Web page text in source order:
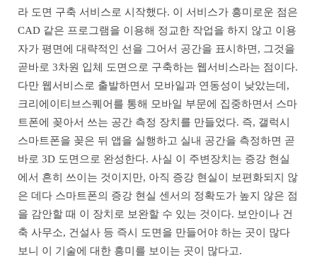
라 도면 구축 서비스로 시작했다. 이 서비스가 흥미로운 점은
CAD 같은 프로그램을 이용해 정교한 작업을 하지 않고 이용
자가 평면에 대략적인 선을 그어서 공간을 표시하면, 그것을
곧바로 3차원 입체 도면으로 구축하는 웹서비스라는 점이다.
다만 웹서비스로 출발하면서 모바일과 연동성이 낮았는데,
크리에이티브스퀘어를 통해 모바일 부문에 집중하면서 스마
트폰에 꽂아서 쓰는 공간 측정 장치를 만들었다. 즉, 갤럭시
스마트폰을 꽂은 뒤 앱을 실행하고 실내 공간을 측정하면 곧
바로 3D 도면으로 완성한다. 사실 이 주변장치는 증강 현실
에서 흔히 쓰이는 것이지만, 아직 증강 현실이 보편화되지 않
은 데다 스마트폰의 증강 현실 센서의 정확도가 높지 않은 점
을 감안할 때 이 장치로 보완할 수 있는 것이다. 보안이나 건
축 사무소, 건설사 등 즉시 도면을 만들어야 하는 곳이 많다
보니 이 기술에 대한 흥미를 보이는 곳이 많다고.